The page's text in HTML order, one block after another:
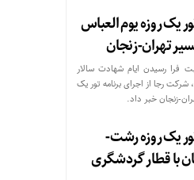
یک روزه یوم العباس
تهران-زنجان
فرا رسیدن ایام شهادت سالار
رجا از اجرای برنامه تور یک
زنجان خبر داد.
یک روزه رشت-
با قطار گردشگری